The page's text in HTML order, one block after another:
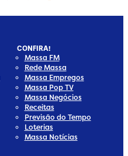
CONFIRA!
Massa FM
Rede Massa
Massa Empregos
Massa Pop TV
Massa Negócios
Receitas
Previsão do Tempo
Loterias
Massa Notícias